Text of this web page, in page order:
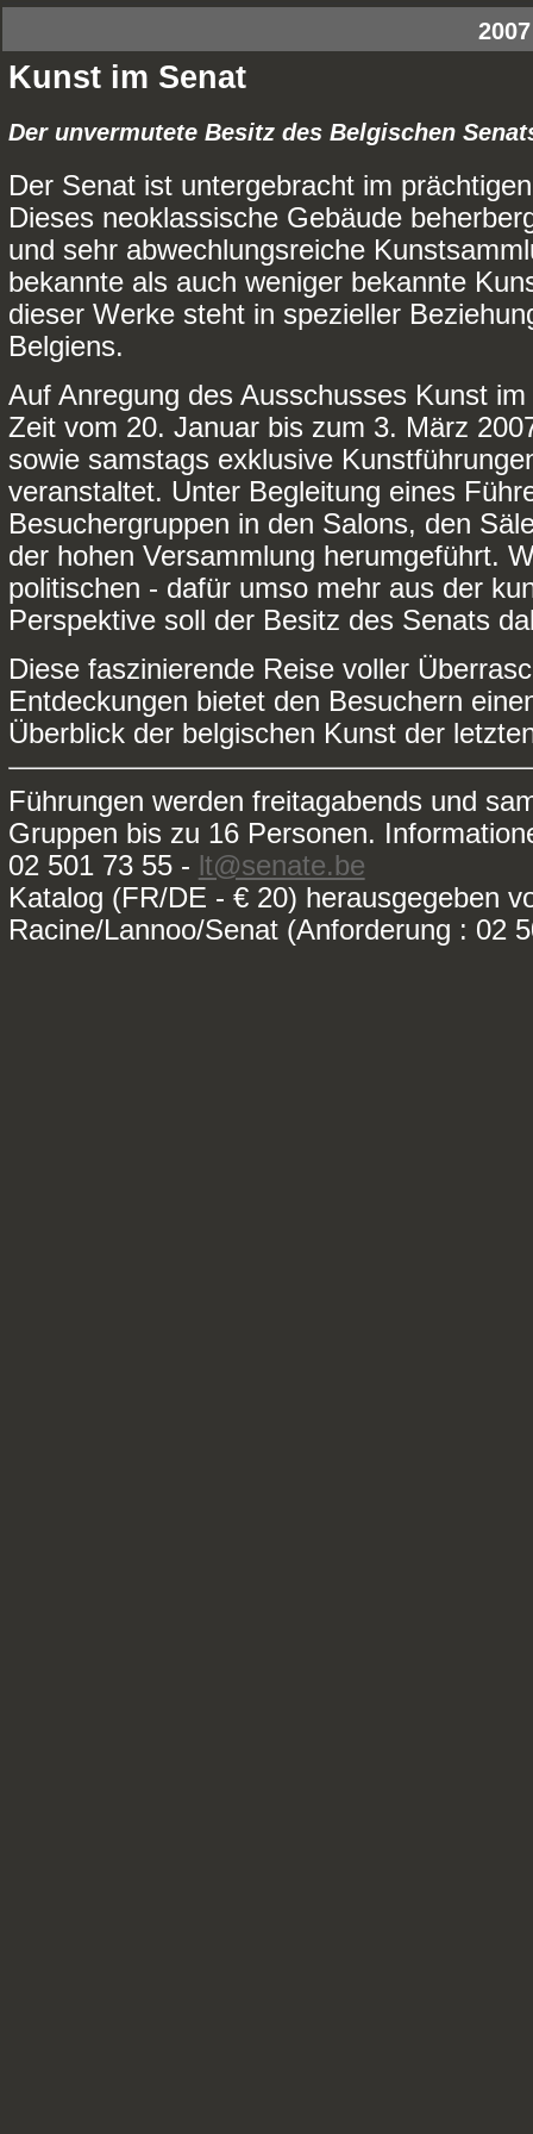
Kunst im Senat
Der unvermutete Besitz des Belgischen
Der Senat ist untergebracht im
Dieses neoklassische Gebäude
und sehr abwechlungsreiche
bekannte als auch weniger bekannte
dieser Werke steht in spezieller
Belgiens.
Auf Anregung des Ausschusses Kunst
Zeit vom 20. Januar bis zum 3. März
sowie samstags exklusive
veranstaltet. Unter Begleitung eines
Besuchergruppen in den Salons, den
der hohen Versammlung herumgeführt.
politischen - dafür umso mehr aus der
Perspektive soll der Besitz des Senats
Diese faszinierende Reise voller
Entdeckungen bietet den Besuchern
Überblick der belgischen Kunst der
Führungen werden freitagabends und
Gruppen bis zu 16 Personen.
02 501 73 55 - lt@senate.be
Katalog (FR/DE - € 20) herausgegeben
Racine/Lannoo/Senat (Anforderung : 02